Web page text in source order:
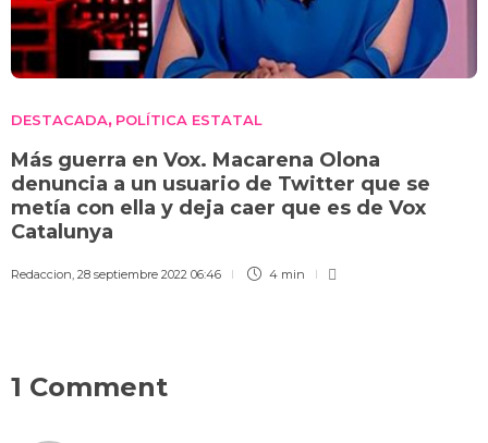
DESTACADA, POLÍTICA ESTATAL
Más guerra en Vox. Macarena Olona
denuncia a un usuario de Twitter que se
metía con ella y deja caer que es de Vox
Catalunya
Redaccion, 28 septiembre 2022 06:46 4 min
1 Comment